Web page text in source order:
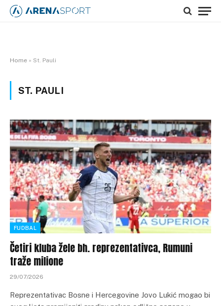
Home » St. Pauli
ST. PAULI
FUDBAL
Četiri kluba žele bh. reprezentativca, Rumuni
traže milione
29/07/2026
Reprezentativac Bosne i Hercegovine Jovo Lukić mogao bi